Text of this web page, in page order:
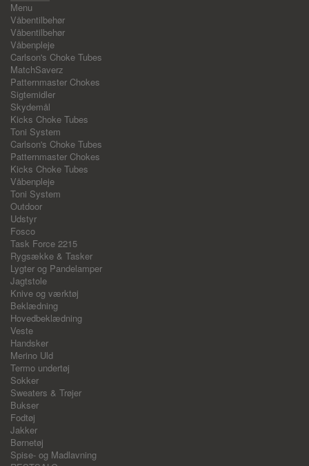
Menu
Våbentilbehør
Våbentilbehør
Våbenpleje
Carlson's Choke Tubes
MatchSaverz
Patternmaster Chokes
Sigtemidler
Skydemål
Kicks Choke Tubes
Toni System
Carlson's Choke Tubes
Patternmaster Chokes
Kicks Choke Tubes
Våbenpleje
Toni System
Outdoor
Udstyr
Fosco
Task Force 2215
Rygsække & Tasker
Lygter og Pandelamper
Jagtstole
Knive og værktøj
Beklædning
Hovedbeklædning
Veste
Handsker
Merino Uld
Termo undertøj
Sokker
Sweaters & Trøjer
Bukser
Fodtøj
Jakker
Børnetøj
Spise- og Madlavning